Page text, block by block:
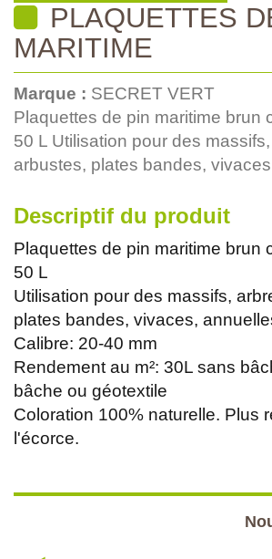
PLAQUETTES
MARITIME
Marque : SECRET VERT
Plaquettes de pin maritime brun
50 L Utilisation pour des
arbustes, plates bandes,
Descriptif du produit
Plaquettes de pin maritime brun
50 L
Utilisation pour des massifs,
plates bandes, vivaces,
Calibre: 20-40 mm
Rendement au m²: 30L sans
bâche ou géotextile
Coloration 100% naturelle. Plus
l'écorce.